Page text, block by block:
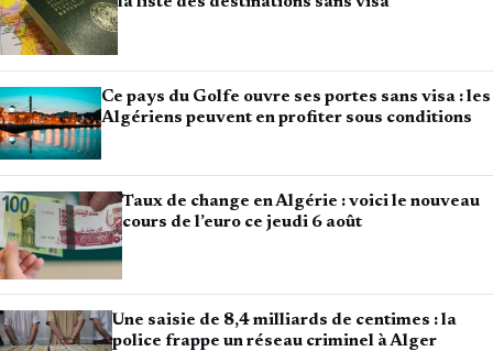
Ce pays du Golfe ouvre ses portes sans visa : les
Algériens peuvent en profiter sous conditions
Taux de change en Algérie : voici le nouveau
cours de l’euro ce jeudi 6 août
Une saisie de 8,4 milliards de centimes : la
police frappe un réseau criminel à Alger